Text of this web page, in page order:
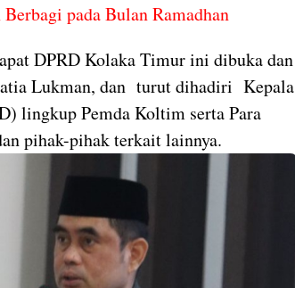
pada Bulan Ramadhan
DPRD Kolaka Timur ini dibuka dan
Lukman, dan turut dihadiri Kepala
lingkup Pemda Koltim serta Para
pihak-pihak terkait lainnya.